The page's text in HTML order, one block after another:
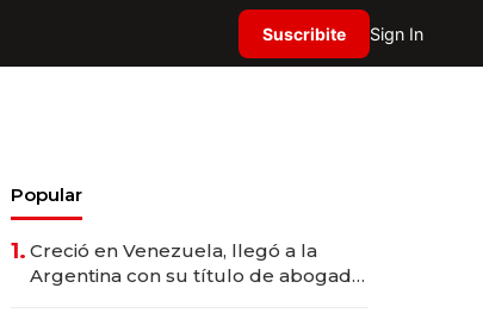
Suscribite Sign In
Popular
1. Creció en Venezuela, llegó a la
Argentina con su título de abogado